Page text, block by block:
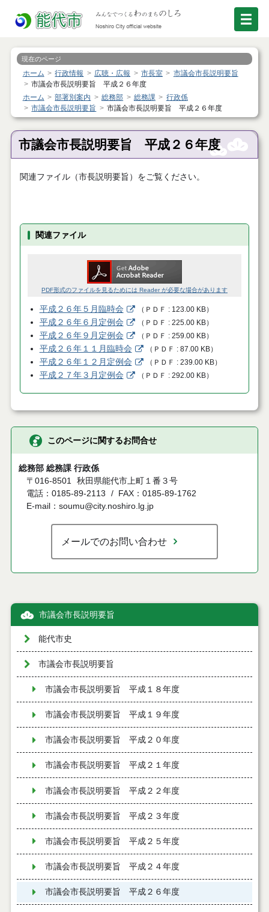
現在のページ
ホーム 行政情報 広聴・広報 市長室
市議会市長説明要旨
市議会市長説明要旨 平成２６年度
ホーム
部署別案内 総務部 総務課
行政係
市議会市長説明要旨
市議会市長説明要旨 平成２６年度
市議会市長説明要旨 平成２６年度
関連ファイル（市長説明要旨）をご覧ください。
関連ファイル
PDF形式のファイルを見るためには Reader が必要な場合があります
平成２６年５月臨時会 （ ＰＤＦ 123.00 KB）
平成２６年６月定例会 （ ＰＤＦ 225.00 KB）
平成２６年９月定例会 （ ＰＤＦ 259.00 KB）
平成２６年１１月臨時会 （ ＰＤＦ 87.00 KB）
平成２６年１２月定例会 （ ＰＤＦ 239.00 KB）
平成２７年３月定例会 （ ＰＤＦ 292.00 KB）
このページに関するお問合せ
総務部 総務課 行政係
〒016-8501 秋田県能代市上町１番３号
電話：0185-89-2113
FAX：0185-89-1762
E-mail：soumu@city.noshiro.lg.jp
メールでのお問い合わせ
市議会市長説明要旨
能代市史
市議会市長説明要旨
市議会市長説明要旨 平成１８年度
市議会市長説明要旨 平成１９年度
市議会市長説明要旨 平成２０年度
市議会市長説明要旨 平成２１年度
市議会市長説明要旨 平成２２年度
市議会市長説明要旨 平成２３年度
市議会市長説明要旨 平成２５年度
市議会市長説明要旨 平成２４年度
市議会市長説明要旨 平成２６年度